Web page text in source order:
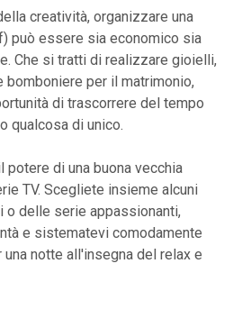
creatività, organizzare una
può essere sia economico sia
Che si tratti di realizzare gioielli,
bomboniere per il matrimonio,
di trascorrere del tempo
qualcosa di unico.
potere di una buona vecchia
TV. Scegliete insieme alcuni
delle serie appassionanti,
e sistematevi comodamente
notte all'insegna del relax e